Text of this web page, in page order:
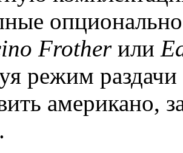
Frotherили
режим
американо,